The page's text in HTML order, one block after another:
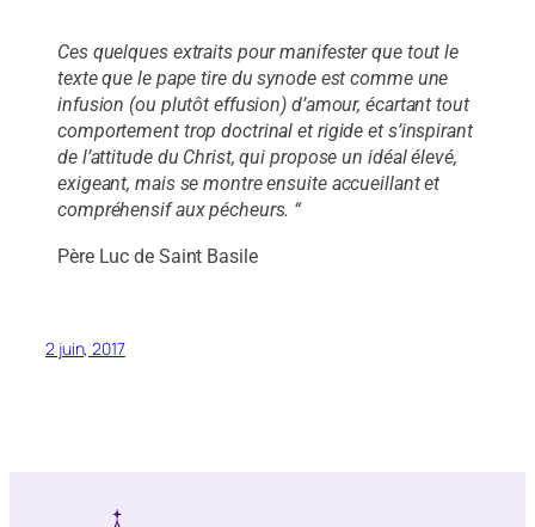
Ces quelques extraits pour manifester que tout le
texte que le pape tire du synode est comme une
infusion (ou plutôt effusion) d’amour, écartant tout
comportement trop doctrinal et rigide et s’inspirant
de l’attitude du Christ, qui propose un idéal élevé,
exigeant, mais se montre ensuite accueillant et
compréhensif aux pécheurs. “
Père Luc de Saint Basile
2 juin, 2017